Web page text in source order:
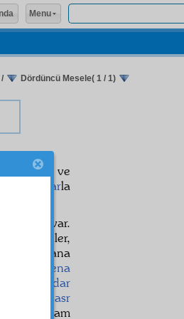
/ Dördüncü Mesele( 1 / 1)
hodfuruş
ve
nazarla
ı var.
iş görenler,
ına bana
fena
alâkadar
hasr
ilişen adam
Menu